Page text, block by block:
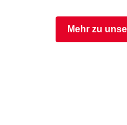
Mehr zu